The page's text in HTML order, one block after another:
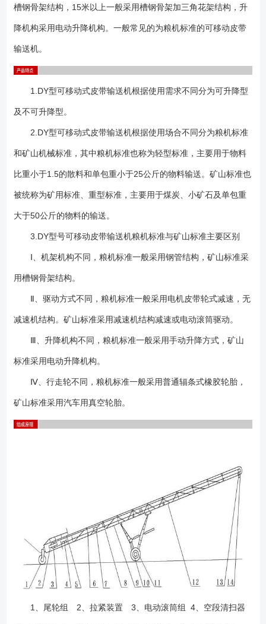
尾部。 3、 托 辊：用于支承输送带和带上物料，使其稳定运行。它
有上托辊和下托辊两种，上托辊又分槽形和平形。槽形上托辊用于输送散
毫米的槽形上托辊由两个辊子呈V形布置。辊子与水平线成20°交角，带宽
500及650毫米的槽形上托辊由三个辊子呈 形布置。侧辊与水平线成30°
紧。 5、 输 送 带：起传递牵引力及承载物料的作用。采用三层棉芯织
物的普通橡胶运输带。上胶厚3毫米。下胶厚1.5毫米。 6、 升降装
改变前、后支架间的夹角，使整机升降。仅可升降型有此部份。 7、
行走结构：有行轮与尾轮两部份。可升降型的行轮采用6.50-16型充气轮
转动，机长7米以及7米以下采用铁轮。机长10米及15米采用充气轮胎可升
降型亦可配用不转向的行轮组。 1、 DY系列可移动皮带输送机常用机
B=650mm）三个规格，该系列还有DY80（带宽 B=800mm）、
DY100（带宽B=1000mm）等规格； 2、订购可移动输送机产品请注
送机分为可升降型及不可升降型两大类，即：可移动不带升降式皮带输送
机和可移动升降式皮带输送机两种类型。有5米、8米、10米、12米、15
格。根据物料选用平皮带、人字形皮带、挡边带等皮带。 4、设备不局
限以上型号，可以非标设计；
槽钢骨架结构，15米以上一般采用槽钢骨架加三角花架结构，升
降机构采用电动升降机构。一般常见的为粮机标准的可移动皮带
输送机。
1.DY型可移动式皮带输送机根据使用需求不同分为可升降型
及不可升降型。
2.DY型可移动式皮带输送机根据使用场合不同分为粮机标准
和矿山机械标准，其中粮机标准也称为轻型标准，主要用于物料
比重小于1.5的散料和单包重小于25公斤的物料输送。矿山标准也
被统称为矿用标准、重型标准，主要用于煤炭、小矿石及单包重
大于50公斤的物料的输送。
3.DY型号可移动皮带输送机粮机标准与矿山标准主要区别
Ⅰ、机架机构不同，粮机标准一般采用钢管结构，矿山标准采
用槽钢骨架结构。
Ⅱ、驱动方式不同，粮机标准一般采用电机皮带轮式减速，无
减速机结构。矿山标准采用减速机结构减速或电动滚筒驱动。
Ⅲ、升降机构不同，粮机标准一般采用手动升降方式，矿山
标准采用电动升降机构。
Ⅳ、行走轮不同，粮机标准一般采用普通辐条式橡胶轮胎，
矿山标准采用汽车用真空轮胎。
1、尾轮组 2、拉紧装置 3、电动滚筒组 4、空段清扫器